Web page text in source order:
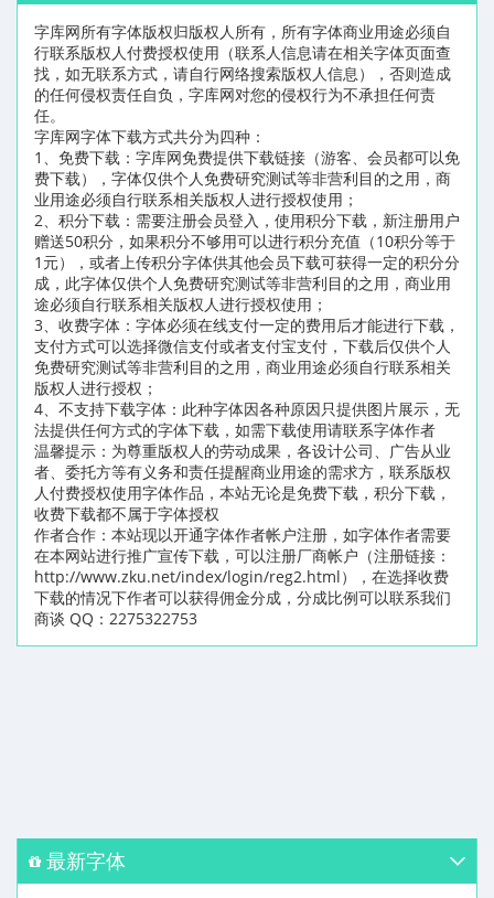
字库网所有字体版权归版权人所有，所有字体商业用途必须自
行联系版权人付费授权使用（联系人信息请在相关字体页面查
找，如无联系方式，请自行网络搜索版权人信息），否则造成
的任何侵权责任自负，字库网对您的侵权行为不承担任何责
任。
字库网字体下载方式共分为四种：
1、免费下载：字库网免费提供下载链接（游客、会员都可以免
费下载），字体仅供个人免费研究测试等非营利目的之用，商
业用途必须自行联系相关版权人进行授权使用；
2、积分下载：需要注册会员登入，使用积分下载，新注册用户
赠送50积分，如果积分不够用可以进行积分充值（10积分等于
1元），或者上传积分字体供其他会员下载可获得一定的积分分
成，此字体仅供个人免费研究测试等非营利目的之用，商业用
途必须自行联系相关版权人进行授权使用；
3、收费字体：字体必须在线支付一定的费用后才能进行下载，
支付方式可以选择微信支付或者支付宝支付，下载后仅供个人
免费研究测试等非营利目的之用，商业用途必须自行联系相关
版权人进行授权；
4、不支持下载字体：此种字体因各种原因只提供图片展示，无
法提供任何方式的字体下载，如需下载使用请联系字体作者
温馨提示：为尊重版权人的劳动成果，各设计公司、广告从业
者、委托方等有义务和责任提醒商业用途的需求方，联系版权
人付费授权使用字体作品，本站无论是免费下载，积分下载，
收费下载都不属于字体授权
作者合作：本站现以开通字体作者帐户注册，如字体作者需要
在本网站进行推广宣传下载，可以注册厂商帐户（注册链接：
http://www.zku.net/index/login/reg2.html），在选择收费
下载的情况下作者可以获得佣金分成，分成比例可以联系我们
商谈 QQ：2275322753
最新字体